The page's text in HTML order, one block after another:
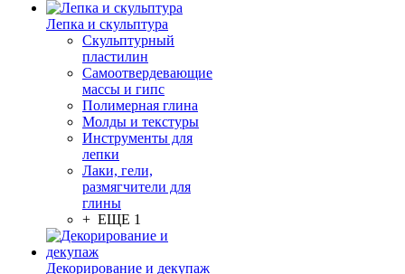
Лепка и скульптура
Скульптурный
пластилин
Самоотвердевающие
массы и гипс
Полимерная глина
Молды и текстуры
Инструменты для
лепки
Лаки, гели,
размягчители для
глины
+ ЕЩЕ 1
Декорирование и декупаж